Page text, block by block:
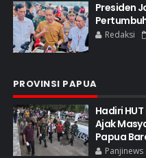
Presiden
Redaksi
PROVINSI PAPUA
Hadiri
Ajak
Papua
Panjinews